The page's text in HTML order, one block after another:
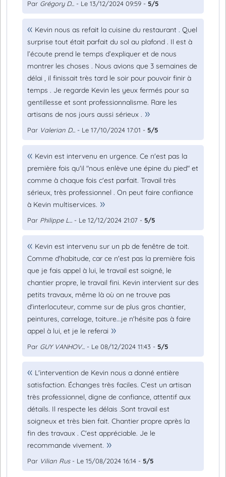
Par Grégory D... - Le 13/12/2024 09:59 - 5/5
Kevin nous as refait la cuisine du restaurant . Quel
surprise tout était parfait du sol au plafond . Il est à
l’écoute prend le temps d’expliquer et de nous
montrer les choses . Nous avions que 3 semaines de
délai , il finissait très tard le soir pour pouvoir finir à
temps . Je regarde Kevin les yeux fermés pour sa
gentillesse et sont professionnalisme. Rare les
artisans de nos jours aussi sérieux .
Par Valerian D... - Le 17/10/2024 17:01 - 5/5
Kevin est intervenu en urgence. Ce n'est pas la
première fois qu'il "nous enlève une épine du pied" et
comme à chaque fois c'est parfait. Travail très
sérieux, très professionnel . On peut faire confiance
à Kevin multiservices.
Par Philippe L... - Le 12/12/2024 21:07 - 5/5
Kevin est intervenu sur un pb de fenêtre de toit.
Comme d'habitude, car ce n'est pas la première fois
que je fais appel à lui, le travail est soigné, le
chantier propre, le travail fini. Kevin intervient sur des
petits travaux, même là où on ne trouve pas
d'interlocuteur, comme sur de plus gros chantier,
peintures, carrelage, toiture...je n'hésite pas à faire
appel à lui, et je le referai
Par GUY VANHOV... - Le 08/12/2024 11:43 - 5/5
L'intervention de Kevin nous a donné entière
satisfaction. Échanges très faciles. C'est un artisan
très professionnel, digne de confiance, attentif aux
détails. Il respecte les délais .Sont travail est
soigneux et très bien fait. Chantier propre après la
fin des travaux . C'est appréciable. Je le
recommande vivement.
Par Vilian Rus- Le 15/08/2024 16:14 - 5/5